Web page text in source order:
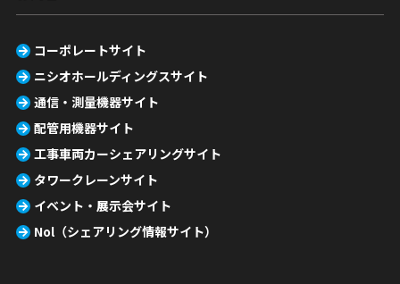
コーポレートサイト
ニシオホールディングスサイト
通信・測量機器サイト
配管用機器サイト
工事車両カーシェアリングサイト
タワークレーンサイト
イベント・展示会サイト
Nol（シェアリング情報サイト）